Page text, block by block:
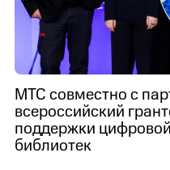
Достижения
Интервью
Финансовая
отчетность
Контакты
МТС совместно с
всероссийский
поддержки
библиотек